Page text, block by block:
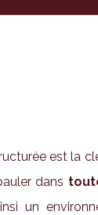
est la
dans
un